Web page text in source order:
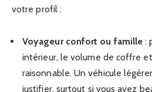
votre profil :
Voyageur confort ou famille :
intérieur, le volume de coffre
raisonnable. Un véhicule
justifier, surtout si vous avez